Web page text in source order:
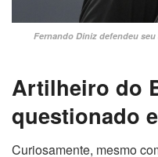
Fernando Diniz defendeu
Artilheiro do
questionado
Curiosamente, mesmo